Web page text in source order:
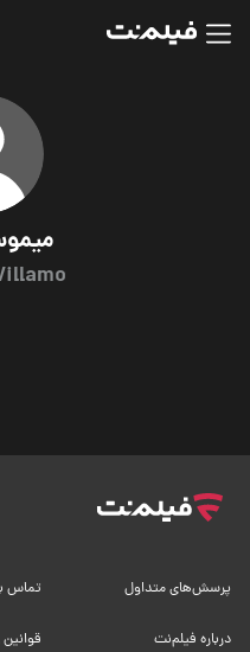
پرسش‌های متداول تماس
درباره فیلم‌نت